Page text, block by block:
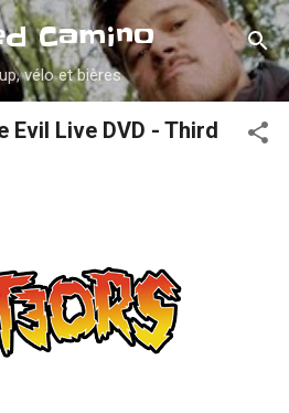
contenu principal
Camino
vélo et bières
Evil Live DVD - Third